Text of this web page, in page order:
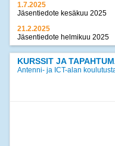
1.7.2025
Jäsentiedote kesäkuu 2025
21.2.2025
Jäsentiedote helmikuu 2025
17.12.2024
Jäsentiedote joulukuu 2024
KURSSIT JA
Antenni- ja ICT-alan